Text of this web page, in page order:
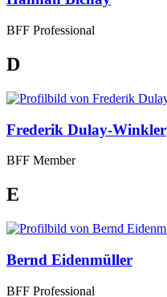
BFF Professional
D
Frederik Dulay-Winkler
BFF Member
E
Bernd Eidenmüller
BFF Professional